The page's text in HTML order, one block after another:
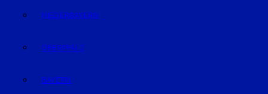
NIEDERBAYERN
OBERPFALZ
BAYERN